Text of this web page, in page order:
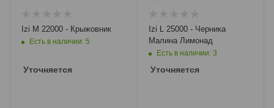
Izi M 22000 - Крыжовник
Есть в наличии: 5
Уточняется
Izi L 25000 - Черника
Малина Лимонад
Есть в наличии: 3
Уточняется